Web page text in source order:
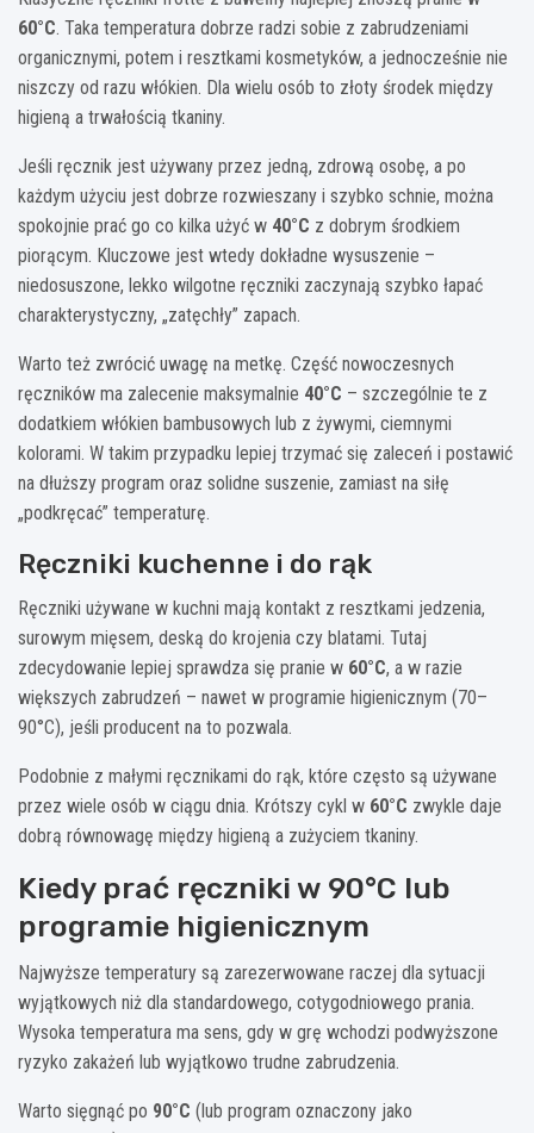
60°C. Taka temperatura dobrze radzi sobie z zabrudzeniami
organicznymi, potem i resztkami kosmetyków, a jednocześnie nie
niszczy od razu włókien. Dla wielu osób to złoty środek między
higieną a trwałością tkaniny.
Jeśli ręcznik jest używany przez jedną, zdrową osobę, a po
każdym użyciu jest dobrze rozwieszany i szybko schnie, można
spokojnie prać go co kilka użyć w 40°C z dobrym środkiem
piorącym. Kluczowe jest wtedy dokładne wysuszenie –
niedosuszone, lekko wilgotne ręczniki zaczynają szybko łapać
charakterystyczny, „zatęchły” zapach.
Warto też zwrócić uwagę na metkę. Część nowoczesnych
ręczników ma zalecenie maksymalnie 40°C – szczególnie te z
dodatkiem włókien bambusowych lub z żywymi, ciemnymi
kolorami. W takim przypadku lepiej trzymać się zaleceń i postawić
na dłuższy program oraz solidne suszenie, zamiast na siłę
„podkręcać” temperaturę.
Ręczniki kuchenne i do rąk
Ręczniki używane w kuchni mają kontakt z resztkami jedzenia,
surowym mięsem, deską do krojenia czy blatami. Tutaj
zdecydowanie lepiej sprawdza się pranie w 60°C, a w razie
większych zabrudzeń – nawet w programie higienicznym (70–
90°C), jeśli producent na to pozwala.
Podobnie z małymi ręcznikami do rąk, które często są używane
przez wiele osób w ciągu dnia. Krótszy cykl w 60°C zwykle daje
dobrą równowagę między higieną a zużyciem tkaniny.
Kiedy prać ręczniki w 90°C lub
programie higienicznym
Najwyższe temperatury są zarezerwowane raczej dla sytuacji
wyjątkowych niż dla standardowego, cotygodniowego prania.
Wysoka temperatura ma sens, gdy w grę wchodzi podwyższone
ryzyko zakażeń lub wyjątkowo trudne zabrudzenia.
Warto sięgnąć po 90°C (lub program oznaczony jako